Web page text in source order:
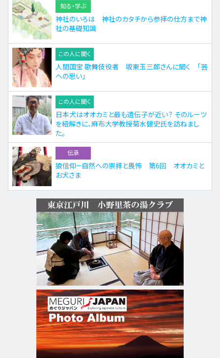
知る・学ぶ
神社のいろは 神社のカタチから参拝の仕方まで神
社の基礎知識
この人に聞く
人間国宝 歌舞伎役者 坂東玉三郎さんに聞く 「芸
への思い」
この人に聞く
日本犬はオオカミと最も遺伝子が近い？ そのルーツ
を紐解きに、麻布大学教授菊水健史氏を訪ねまし
た。
伝承
狼信仰—自然への崇拝と畏怖 第6回 オオカミと
お犬さま